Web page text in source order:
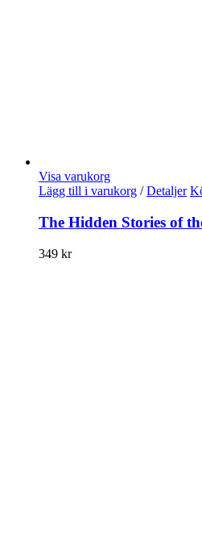
Visa varukorg
Lägg till i varukorg / Detaljer
The Hidden Stories of
349 kr